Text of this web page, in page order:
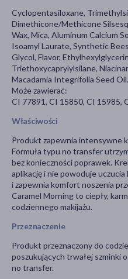
Cyclopentasiloxane,
Dimethicone/Methicone
Wax, Mica, Aluminum Calcium
Isoamyl Laurate, Synthetic
Glycol, Flavor,
Triethoxycaprylylsilane,
Macadamia Integrifolia Seed Oil.
Może zawierać:
CI 77891, CI 15850, CI 15985,
Właściwości
Produkt zapewnia intensywne
Formuła typu no transfer
bez konieczności poprawek.
aplikację i nie powoduje
i zapewnia komfort noszenia
Caramel Morning to ciepły,
codziennego makijażu.
Przeznaczenie
Produkt przeznaczony do
poszukujących trwałej szminki
no transfer.